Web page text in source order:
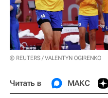
© REUTERS / VALENTYN OGIRENKO
Читать в МАКС